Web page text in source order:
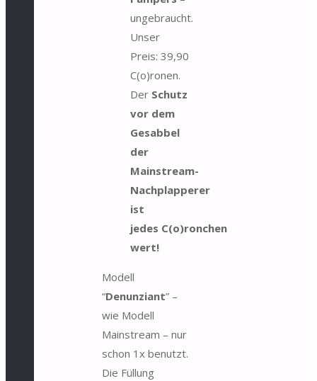
ungebraucht.
Unser
Preis: 39,90
C(o)ronen.
Der Schutz
vor dem
Gesabbel
der
Mainstream-
Nachplapperer
ist
jedes C(o)ronchen
wert!
Modell
“Denunziant” –
wie Modell
Mainstream – nur
schon 1x benutzt.
Die Füllung